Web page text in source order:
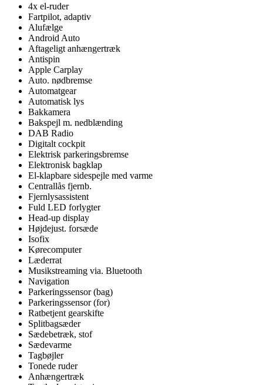
4x el-ruder
Fartpilot, adaptiv
Alufælge
Android Auto
Aftageligt anhængertræk
Antispin
Apple Carplay
Auto. nødbremse
Automatgear
Automatisk lys
Bakkamera
Bakspejl m. nedblænding
DAB Radio
Digitalt cockpit
Elektrisk parkeringsbremse
Elektronisk bagklap
El-klapbare sidespejle med varme
Centrallås fjernb.
Fjernlysassistent
Fuld LED forlygter
Head-up display
Højdejust. forsæde
Isofix
Kørecomputer
Læderrat
Musikstreaming via. Bluetooth
Navigation
Parkeringssensor (bag)
Parkeringssensor (for)
Ratbetjent gearskifte
Splitbagsæder
Sædebetræk, stof
Sædevarme
Tagbøjler
Tonede ruder
Anhængertræk